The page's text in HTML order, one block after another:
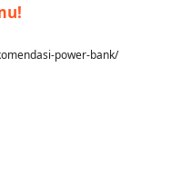
power-bank/